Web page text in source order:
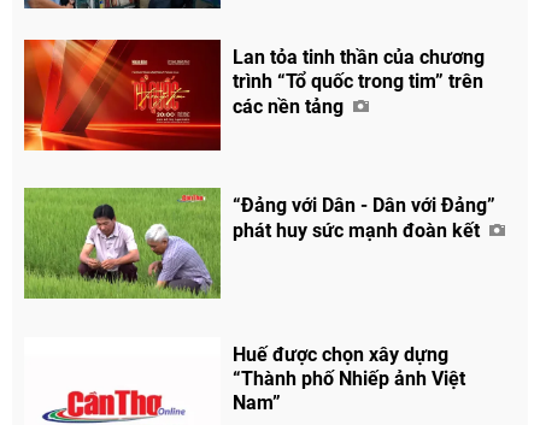
Lan tỏa tinh thần của chương
trình “Tổ quốc trong tim” trên
các nền tảng
“Đảng với Dân - Dân với Đảng”
phát huy sức mạnh đoàn kết
Huế được chọn xây dựng
“Thành phố Nhiếp ảnh Việt
Nam”